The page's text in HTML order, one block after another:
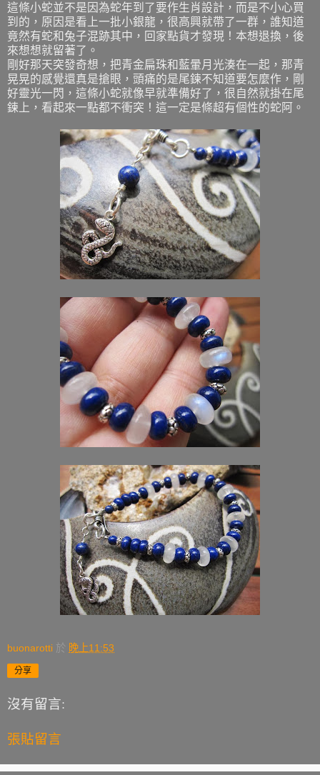
這條小蛇並不是因為蛇年到了要作生肖設計，而是不小心買
到的，原因是看上一批小銀龍，很高興就帶了一群，誰知道
竟然有蛇和兔子混跡其中，回家點貨才發現！本想退換，後
來想想就留著了。
剛好那天突發奇想，把青金扁珠和藍暈月光湊在一起，那青
晃晃的感覺還真是搶眼，頭痛的是尾鍊不知道要怎麼作，剛
好靈光一閃，這條小蛇就像早就準備好了，很自然就掛在尾
鍊上，看起來一點都不衝突！這一定是條超有個性的蛇阿。
buonarotti 於 晚上11:53
分享
沒有留言:
張貼留言